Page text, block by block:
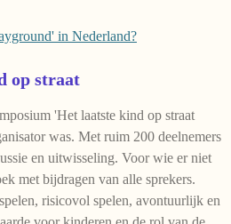
in Nederland?
op straat
'Het laatste kind op straat
was. Met ruim 200 deelnemers
en uitwisseling. Voor wie er niet
met bijdragen van alle sprekers.
risicovol spelen, avontuurlijk en